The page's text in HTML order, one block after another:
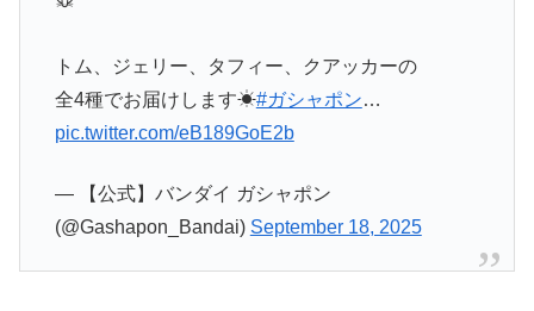
トム、ジェリー、タフィー、クアッカーの
全4種でお届けします☀#ガシャポン…
pic.twitter.com/eB189GoE2b
— 【公式】バンダイ ガシャポン
(@Gashapon_Bandai) September 18, 2025